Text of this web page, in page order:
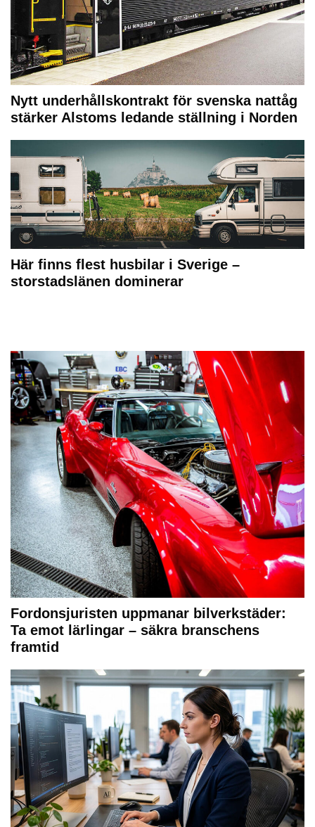
Nytt underhållskontrakt för svenska nattåg
stärker Alstoms ledande ställning i Norden
Här finns flest husbilar i Sverige –
storstadslänen dominerar
Fordonsjuristen uppmanar bilverkstäder:
Ta emot lärlingar – säkra branschens
framtid